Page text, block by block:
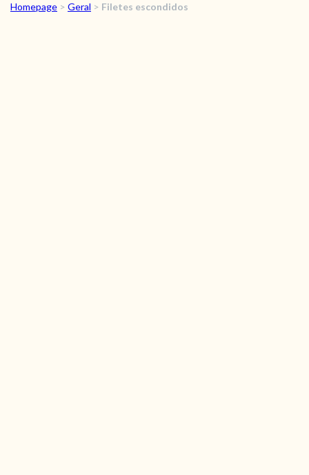
RECEITAS
Homepage > Geral > Filetes escondidos